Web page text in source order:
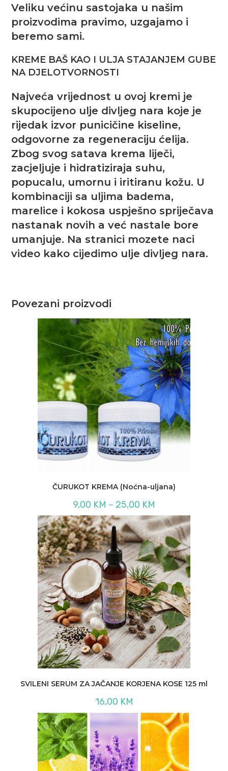
Veliku većinu sastojaka u našim
proizvodima pravimo, uzgajamo i
beremo sami.
KREME BAŠ KAO I ULJA STAJANJEM GUBE
NA DJELOTVORNOSTI
Najveća vrijednost u ovoj kremi je
skupocijeno ulje divljeg nara koje je
rijedak izvor punicičine kiseline,
odgovorne za regeneraciju ćelija.
Zbog svog satava krema liječi,
zacjeljuje i hidratiziraja suhu,
popucalu, umornu i iritiranu kožu. U
kombinaciji sa uljima badema,
marelice i kokosa uspješno spriječava
nastanak novih a već nastale bore
umanjuje. Na stranici mozete naci
video kako cijedimo ulje divljeg nara.
Povezani proizvodi
ČURUKOT KREMA (Noćna-uljana)
9,00 KM – 25,00 KM
od
9,00 KM
do
25,00 KM
SVILENI SERUM ZA JAČANJE KORJENA KOSE 125 ml
16,00 KM